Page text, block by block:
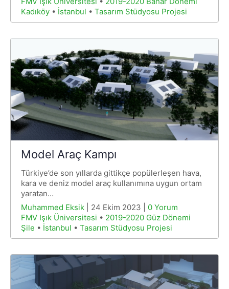
Kadıköy • İstanbul • Tasarım Stüdyosu Projesi
Model Araç Kampı
Türkiye’de son yıllarda gittikçe popülerleşen hava,
kara ve deniz model araç kullanımına uygun ortam
yaratan…
Muhammed Eksik | 24 Ekim 2023 | 0 Yorum
FMV Işık Üniversitesi • 2019-2020 Güz Dönemi
Şile • İstanbul • Tasarım Stüdyosu Projesi